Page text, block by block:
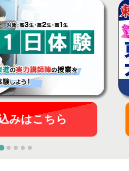
みはこちら